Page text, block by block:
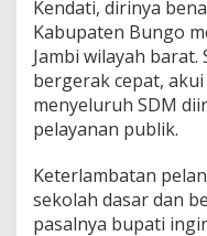
Kendati, dirinya
Kabupaten Bungo
Jambi wilayah
bergerak cepat,
menyeluruh SDM
pelayanan publik.
Keterlambatan
sekolah dasar dan
pasalnya bupati